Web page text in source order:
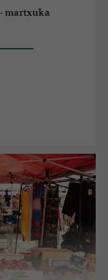
martxuka